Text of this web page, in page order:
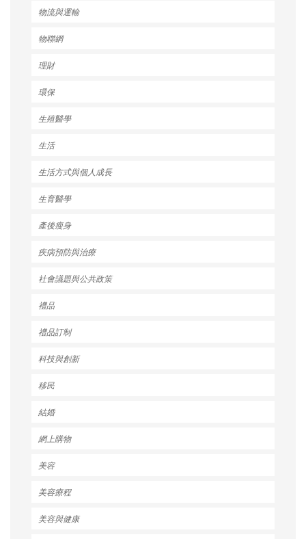
物流與運輸
物聯網
理財
環保
生殖醫學
生活
生活方式與個人成長
生育醫學
產後瘦身
疾病預防與治療
社會議題與公共政策
禮品
禮品訂制
科技與創新
移民
結婚
網上購物
美容
美容療程
美容與健康